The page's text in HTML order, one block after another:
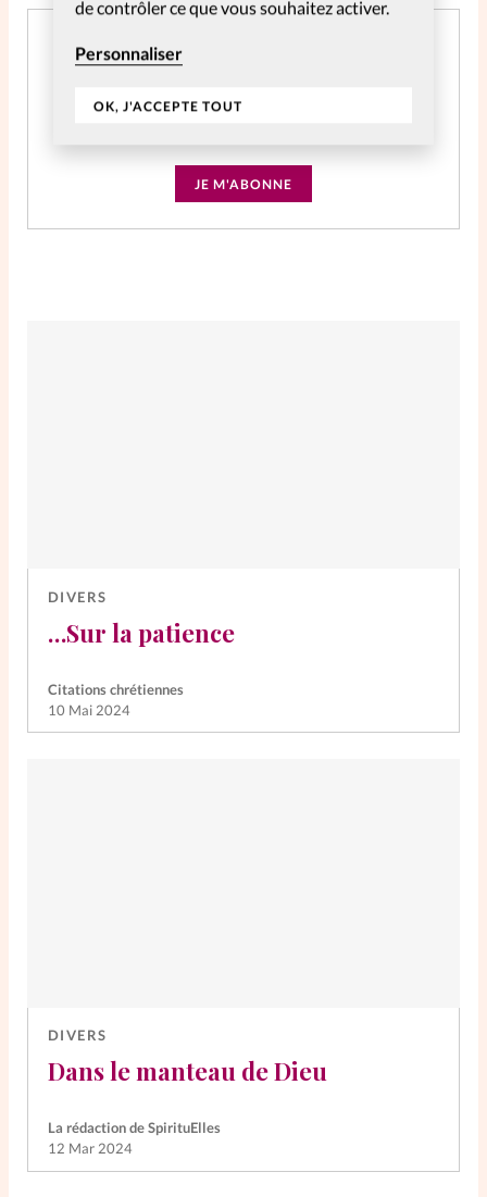
de contrôler ce que vous souhaitez activer.
Personnaliser
OK, J'ACCEPTE TOUT
Abonnement SpirituElles Web 2 ans
JE M'ABONNE
DIVERS
…Sur la patience
Citations chrétiennes
10 Mai 2024
DIVERS
Dans le manteau de Dieu
La rédaction de SpirituElles
12 Mar 2024